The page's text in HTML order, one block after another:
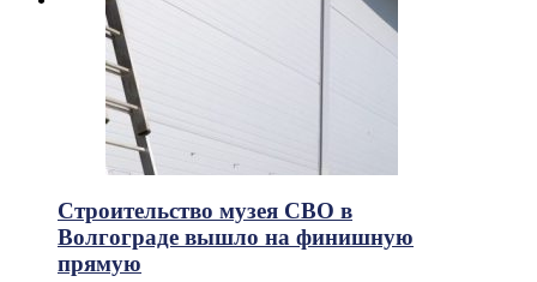
Строительство музея СВО в
Волгограде вышло на финишную
прямую